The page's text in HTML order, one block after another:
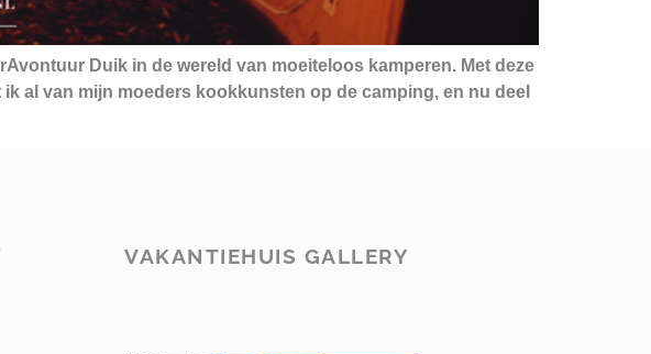
Duik in de wereld van moeiteloos kamperen. Met deze
al van mijn moeders kookkunsten op de camping, en nu deel
VAKANTIEHUIS GALLERY